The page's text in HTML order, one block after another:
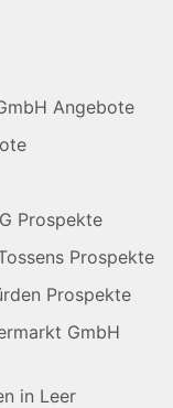
Angebote
Prospekte
Prospekte
Prospekte
GmbH
in Leer